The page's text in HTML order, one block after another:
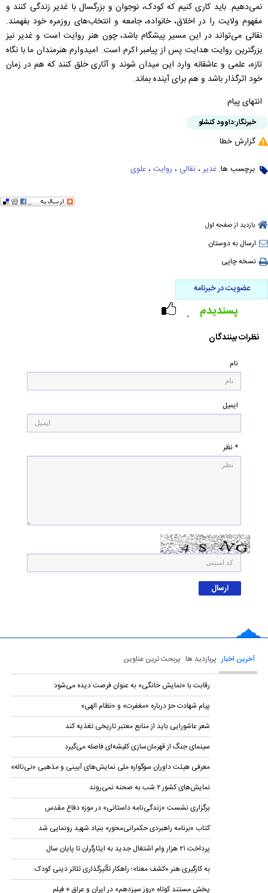
نمی‌دهیم. باید کاری کنیم که کودک، نوجوان و بزرگسال با غدیر زندگی کنند و
مفهوم ولایت را در اخلاق، خانواده، جامعه و انتخاب‌های روزمره خود بفهمند.
نقالی می‌تواند در این مسیر پیشگام باشد، چون هنر روایت است و غدیر نیز
بزرگترین روایت هدایت پس از پیامبر اکرم است. امیدوارم هنرمندان ما با نگاه
تازه، علمی و عاشقانه وارد این میدان شوند و آثاری خلق کنند که هم در زمان
خود اثرگذار باشد و هم برای آینده بماند.
انتهای پیام
خبرنگار:داوود کنشلو
گزارش خطا
برچسب ها: غدیر ، نقالی ، روایت ، علوی
بازدید از صفحه اول
ارسال به دوستان
نسخه چاپی
عضویت در خبرنامه
۰ پسندیدم
نظرات بینندگان
نام
ایمیل
* نظر
آخرین اخبار پربازدید ها پربحث ترین عناوین
رقابت با «نمایش خانگی» به عنوان فرصت دیده می‌شود
پیام شهادت حرّ درباره «مغفرت» و «نظام الهی»
شعر عاشورایی باید از منابع معتبر تاریخی تغذیه کند
سینمای جنگ از قهرمان‌سازی کلیشه‌ای فاصله می‌گیرد
معرفی هیئت داوران سوگواره ملی نمایش‌های آیینی و مذهبی «نی‌ناله»
نمایش‌های کشور ٢ شب به صحنه نمی‌روند
برگزاری نشست «زندگی‌نامه‌ داستانی» در موزه دفاع مقدس
کتاب «برنامه راهبردی حکمرانی‌محور» بنیاد شهید رونمایی شد
پرداخت ۲۱ هزار وام اشتغال جدید به ایثارگران تا پایان سال
به کارگیری هنر «کشف معنا»؛ راهکار تأثیرگذاری تئاتر دینی کودک
پخش مستند کوتاه «روز سیزدهم» در ایران و عراق + فیلم